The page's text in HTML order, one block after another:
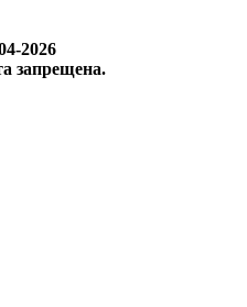
2026
запрещена.